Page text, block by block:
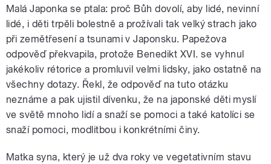
Malá Japonka se ptala: proč Bůh dovolí, aby lidé, nevinní
lidé, i děti trpěli bolestně a prožívali tak velký strach jako
při zemětřesení a tsunami v Japonsku. Papežova
odpověď překvapila, protože Benedikt XVI. se vyhnul
jakékoliv rétorice a promluvil velmi lidsky, jako ostatně na
všechny dotazy. Řekl, že odpověď na tuto otázku
neznáme a pak ujistil dívenku, že na japonské děti myslí
ve světě mnoho lidí a snaží se pomoci a také katolíci se
snaží pomoci, modlitbou i konkrétními činy.
Matka syna, který je už dva roky ve vegetativním stavu